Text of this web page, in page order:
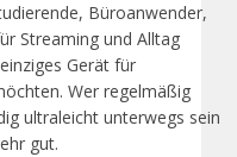
Büroanwender,
Streaming und Alltag
Gerät für
Wer regelmäßig
ultraleicht unterwegs sein
gut.